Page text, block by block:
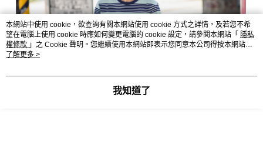
本網站中使用 cookie，欲查詢有關本網站使用 cookie 方式之詳情，及若您不希
望在電腦上使用 cookie 時應如何變更電腦的 cookie 設定，請參閱本網站「 隱私
權條款 」之 Cookie 聲明。您繼續使用本網站即表示您同意本公司得按本網站使
用條款之 Cookie 聲明使用 cookie。
了解更多 >
我知道了